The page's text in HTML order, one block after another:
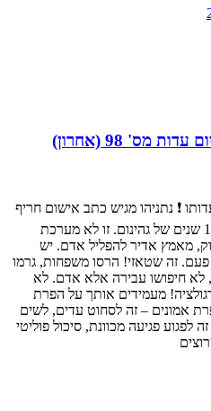
את עדותו ❗ נתניהו מגיש כתב אישום חריף
נגד הפרקליטות: אני מסיים אחרי 10 שנים של גהינום. זו לא מערכת
מאמץ אדיר להפליל אדם. יש
זה שטאזי! הרסו משפחות, גרמו
לא חיפושו עבירה אלא אדם. לא
מעמידים אותך על הפרת
אמונים – זה לסחוט עדים, לשים
פגיעה מכוונת, סיכול פוליטי